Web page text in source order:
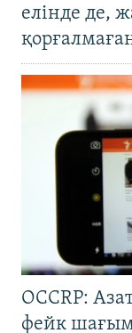
елінде де,
OCCRP:
фейк